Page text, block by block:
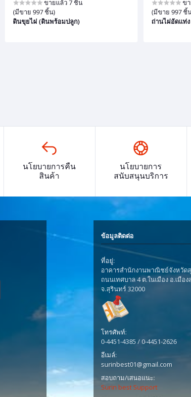
ขายแล้ว 7 ชิ้น
(มีขาย 997 ชิ้น)
ดินขุยไผ่ (ดินพร้อมปลูก)
ข
(มีขาย 997 ชิ้
ถ่านไผ่อัดแท่ง
นโยบายการคืน
สินค้า
นโยบายการ
สนับสนุนบริการ
ข้อมูลติดต่อ
ที่อยู่:
อาคารสำนักงานพาณิชย์จังหวัด
ถนนเทศบาล 4 ต.ในเมือง อ.เมือ
จ.สุรินทร์ 32000
โทรศัพท์:
0-4451-4385 / 0-4451-2626
อีเมล์:
surinbest01@gmail.com
สอบถาม/เสนอแนะ:
Surin best Support